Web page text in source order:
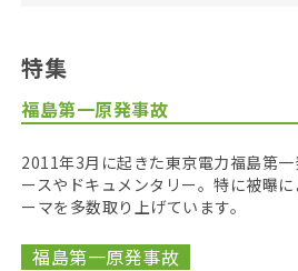
特集
福島第一原発事故
2011年3月に起きた東京電力福島第
ースやドキュメンタリー。特に被曝
ーマを多数取り上げています。
福島第一原発事故